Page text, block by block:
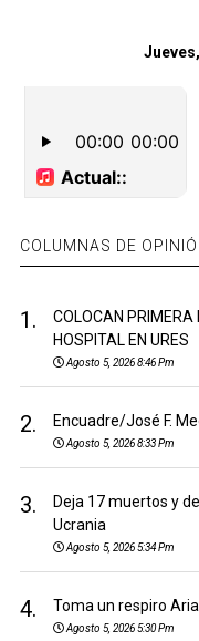
COLUMNAS DE
1.
COLOCAN PRIMERA
HOSPITAL EN URES
Agosto 5, 2026 8:46 Pm
2. Encuadre/José F.
Agosto 5, 2026 8:33 Pm
3.
Deja 17 muertos y
Ucrania
Agosto 5, 2026 5:34 Pm
4. Toma un respiro
Agosto 5, 2026 5:30 Pm